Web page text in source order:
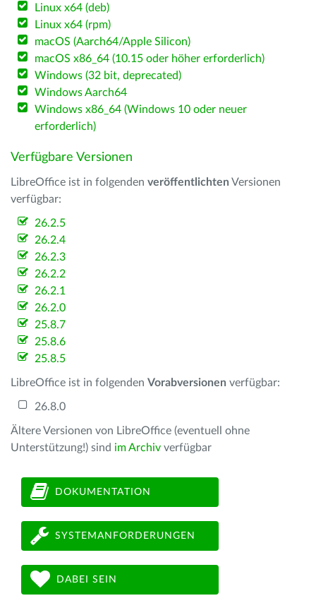
Linux x64 (deb)
Linux x64 (rpm)
macOS (Aarch64/Apple Silicon)
macOS x86_64 (10.15 oder höher erforderlich)
Windows (32 bit, deprecated)
Windows Aarch64
Windows x86_64 (Windows 10 oder neuer
erforderlich)
Verfügbare Versionen
LibreOffice ist in folgenden veröffentlichten Versionen
verfügbar:
26.2.5
26.2.4
26.2.3
26.2.2
26.2.1
26.2.0
25.8.7
25.8.6
25.8.5
LibreOffice ist in folgenden Vorabversionen verfügbar:
26.8.0
Ältere Versionen von LibreOffice (eventuell ohne
Unterstützung!) sind im Archiv verfügbar
DOKUMENTATION
SYSTEMANFORDERUNGEN
DABEI SEIN